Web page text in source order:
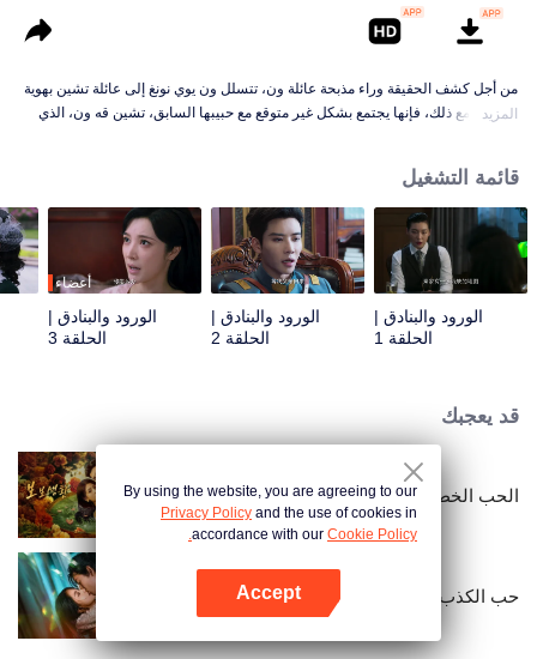
من أجل كشف الحقيقة وراء مذبحة عائلة ون، تتسلل ون يوي نونغ إلى عائلة تشين بهوية
مزيفة. ومع ذلك، فإنها يجتمع بشكل غير متوقع مع حبيبها السابق، تشين قه ون، الذي
موقفهما العدائي، فإن مشاعرهما تتعمق مع كل لقاء.
المزيد
قائمة التشغيل
الورود والبنادق |
الحلقة 1
الورود والبنادق |
الحلقة 2
أعضاء
الورود والبنادق |
الحلقة 3
قد يعجبك
الحب الخطير
حب الكذب
By using the website, you are agreeing to our
Privacy Policy and the use of cookies in
accordance with our Cookie Policy.
Accept